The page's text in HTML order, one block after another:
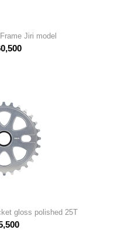
Jiri model
gloss polished 25T